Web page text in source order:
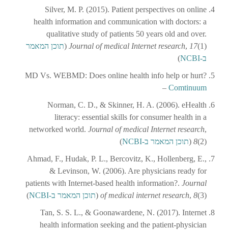
Silver, M. P. (2015). Patient perspectives on online
health information and communication with doctors: a
qualitative study of patients 50 years old and over.
Journal of medical Internet research, 17(1) (
תוכן המאמר
ב-NCBI
)
MD Vs. WEBMD: Does online health info help or hurt?
– Comtinuum
Norman, C. D., & Skinner, H. A. (2006). eHealth
literacy: essential skills for consumer health in a
networked world. Journal of medical Internet research,
8(2) ( תוכן המאמר ב-NCBI
)
Ahmad, F., Hudak, P. L., Bercovitz, K., Hollenberg, E.,
& Levinson, W. (2006). Are physicians ready for
patients with Internet-based health information?. Journal
of medical internet research, 8(3) ( תוכן המאמר ב-NCBI
)
Tan, S. S. L., & Goonawardene, N. (2017). Internet
health information seeking and the patient-physician